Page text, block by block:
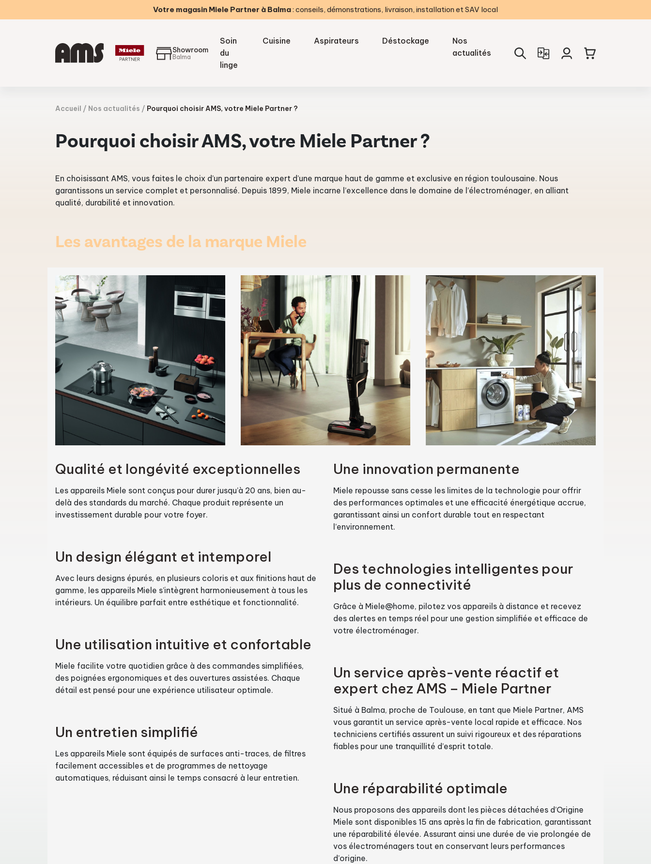
Votre magasin Miele Partner à Balma: conseils, démonstrations, livraison, installation et SAV local
Showroom
Balma
Soin
du
linge
Cuisine Aspirateurs Déstockage
Nos
actualités
Accueil Nos actualités Pourquoi choisir AMS, votre Miele Partner ?
Pourquoi choisir AMS, votre Miele Partner ?
En choisissant AMS, vous faites le choix d’un partenaire expert d’une marque haut de gamme et exclusive en région toulousaine. Nous
garantissons un service complet et personnalisé. Depuis 1899, Miele incarne l’excellence dans le domaine de l’électroménager, en alliant
qualité, durabilité et innovation.
Les avantages de la marque Miele
Qualité et longévité exceptionnelles
Les appareils Miele sont conçus pour durer jusqu’à 20 ans, bien au-
delà des standards du marché. Chaque produit représente un
investissement durable pour votre foyer.
Un design élégant et intemporel
Avec leurs designs épurés, en plusieurs coloris et aux finitions haut de
gamme, les appareils Miele s’intègrent harmonieusement à tous les
intérieurs. Un équilibre parfait entre esthétique et fonctionnalité.
Une utilisation intuitive et confortable
Miele facilite votre quotidien grâce à des commandes simplifiées,
des poignées ergonomiques et des ouvertures assistées. Chaque
détail est pensé pour une expérience utilisateur optimale.
Un entretien simplifié
Les appareils Miele sont équipés de surfaces anti-traces, de filtres
facilement accessibles et de programmes de nettoyage
automatiques, réduisant ainsi le temps consacré à leur entretien.
Une innovation permanente
Miele repousse sans cesse les limites de la technologie pour offrir
des performances optimales et une efficacité énergétique accrue,
garantissant ainsi un confort durable tout en respectant
l’environnement.
Des technologies intelligentes pour
plus de connectivité
Grâce à Miele@home, pilotez vos appareils à distance et recevez
des alertes en temps réel pour une gestion simplifiée et efficace de
votre électroménager.
Un service après-vente réactif et
expert chez AMS – Miele Partner
Situé à Balma, proche de Toulouse, en tant que Miele Partner, AMS
vous garantit un service après-vente local rapide et efficace. Nos
techniciens certifiés assurent un suivi rigoureux et des réparations
fiables pour une tranquillité d’esprit totale.
Une réparabilité optimale
Nous proposons des appareils dont les pièces détachées d’Origine
Miele sont disponibles 15 ans après la fin de fabrication, garantissant
une réparabilité élevée. Assurant ainsi une durée de vie prolongée de
vos électroménagers tout en conservant leurs performances
d’origine.